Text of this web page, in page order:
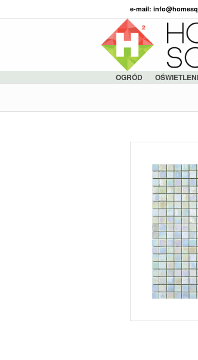
e-mail:
OGRÓD